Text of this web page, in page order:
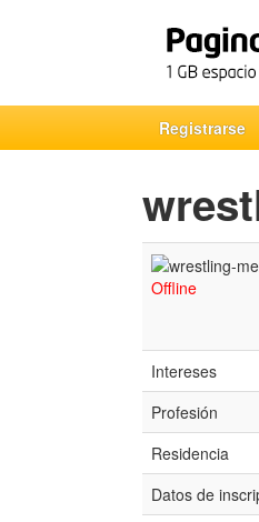
Registrarse
Offline
Intereses
Profesión
Residencia
Datos de